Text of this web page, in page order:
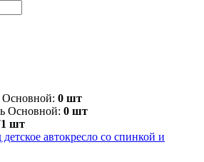
Основной: 0 шт
Основной: 0 шт
шт
автокресло со спинкой и